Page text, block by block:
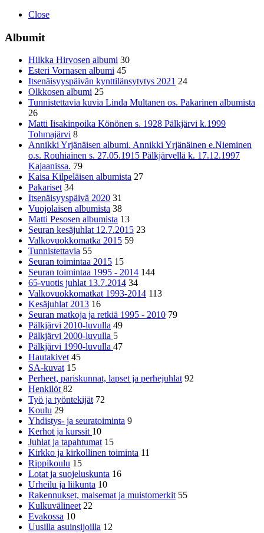
Close
Albumit
Hilkka Hirvosen albumi 30
Esteri Vornasen albumi 45
Itsenäisyyspäivän kynttilänsytytys 2021 24
Olkkosen albumi 25
Tunnistettavia kuvia Linda Multanen os. Pakarinen albumista
26
Matti Iisakinpoika Könönen s. 1928 Pälkjärvi k.1999
Tohmajärvi 8
Annikki Yrjänäisen albumi. Annikki Yrjänäinen e.Nieminen
o.s. Rouhiainen s. 27.05.1915 Pälkjärvellä k. 17.12.1997
Kajaanissa. 79
Kaisa Kilpeläisen albumista 27
Pakariset 34
Itsenäisyyspäivä 2020 31
Vuojolaisen albumista 38
Matti Pesosen albumista 13
Seuran kesäjuhlat 12.7.2015 23
Valkovuokkomatka 2015 59
Tunnistettavia 55
Seuran toimintaa 2015 15
Seuran toimintaa 1995 - 2014 144
65-vuotis juhlat 13.7.2014 34
Valkovuokkomatkat 1993-2014 113
Kesäjuhlat 2013 16
Seuran matkoja ja retkiä 1995 - 2010 79
Pälkjärvi 2010-luvulla 49
Pälkjärvi 2000-luvulla 5
Pälkjärvi 1990-luvulla 47
Hautakivet 45
SA-kuvat 15
Perheet, pariskunnat, lapset ja perhejuhlat 92
Henkilöt82
Työ ja työntekijät 72
Koulu 29
Yhdistys- ja seuratoiminta 9
Kerhot ja kurssit 10
Juhlat ja tapahtumat 15
Kirkko ja kirkollinen toiminta 11
Rippikoulu 15
Lotat ja suojeluskunta 16
Urheilu ja liikunta 10
Rakennukset, maisemat ja muistomerkit 55
Kulkuvälineet 22
Evakossa 10
Uusilla asuinsijoilla 12